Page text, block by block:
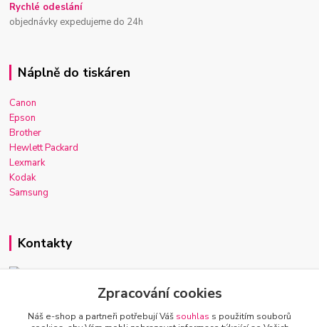
Rychlé odeslání
objednávky expedujeme do 24h
Náplně do tiskáren
Canon
Epson
Brother
Hewlett Packard
Lexmark
Kodak
Samsung
Kontakty
Josef Macek
+420 603 921 266
Zpracování cookies
Náš e-shop a partneři potřebují Váš souhlas s použitím souborů